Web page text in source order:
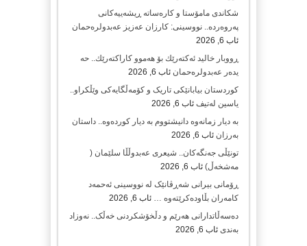
شکاندی مامۆستا و کارەساتە ڕیشەییەکانی
پەروەردە.. نووسینی: کارزان عەزیز عەبدولرەحمان
ئاب 6, 2026
ڕووبار خالید ئەكتەرێك بۆ هەموو كاراكتەرێك.. حه
یدەر عەبدولرەحمان ئاب 6, 2026
کوردستان بیابانێکی تاریک و کۆمەڵگایەکی وێڵکراو..
یاسین لەتیف ئاب 6, 2026
بە دیار زمانەوە دانیشتووم بە دیار کوردەوە.. داستان
بەرزان ئاب 6, 2026
تونێڵی جەنگەکان.. شیعری عەبدوڵڵا سلێمان (
مەشخەڵ) ئاب 6, 2026
ڕۆمانی بیرانی شەڕڤانێک لە نووسینی ئەحمەد
کامەران بڵاودەکرێتەوە …
ئاب 6, 2026
دەسەڵاتدارانی هەرێم و دڵخۆشکردنی خەڵک.. نەوزاد
بەندی ئاب 6, 2026